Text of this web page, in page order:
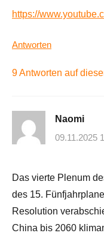
https://
Antworten
9 Antworten auf
Naomi
09.11.2025
Das vierte Plenum
des 15.
Resolution
China bis 2060